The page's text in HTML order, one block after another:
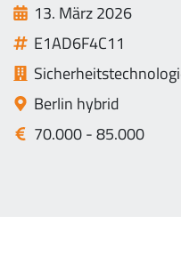
13. März 2026
E1AD6F4C11
Berlin hybrid
70.000 - 85.000